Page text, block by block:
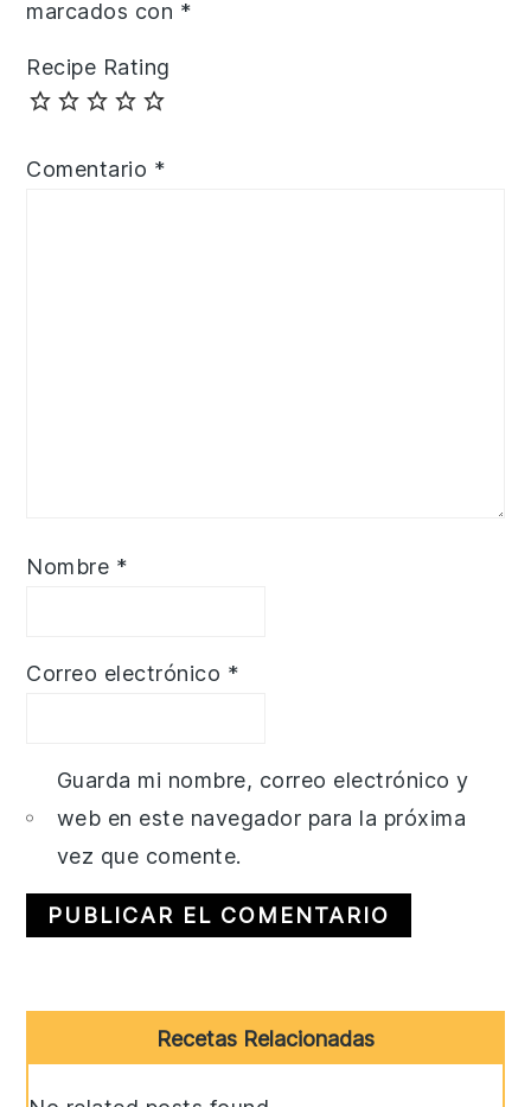
marcados con *
Recipe Rating
Comentario *
Nombre *
Correo electrónico *
Guarda mi nombre, correo electrónico y
web en este navegador para la próxima
vez que comente.
Sidebar
Recetas Relacionadas